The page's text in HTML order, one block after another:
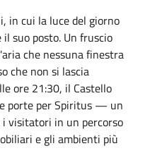
in cui la luce del giorno
suo posto. Un fruscio
che nessuna finestra
che non si lascia
ore 21:30, il Castello
porte per Spiritus — un
visitatori in un percorso
e gli ambienti più